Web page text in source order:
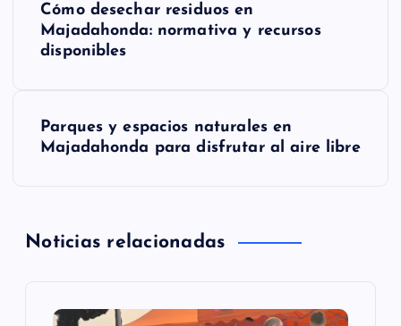
c
Cómo desechar residuos en
Majadahonda: normativa y recursos
disponibles
Parques y espacios naturales en
Majadahonda para disfrutar al aire libre
Noticias relacionadas